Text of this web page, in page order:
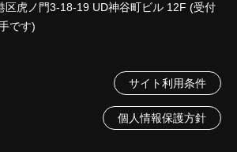
区虎ノ門3-18-19 UD神谷町ビル 12F (受付
です)
サイト利用条件
個人情報保護方針